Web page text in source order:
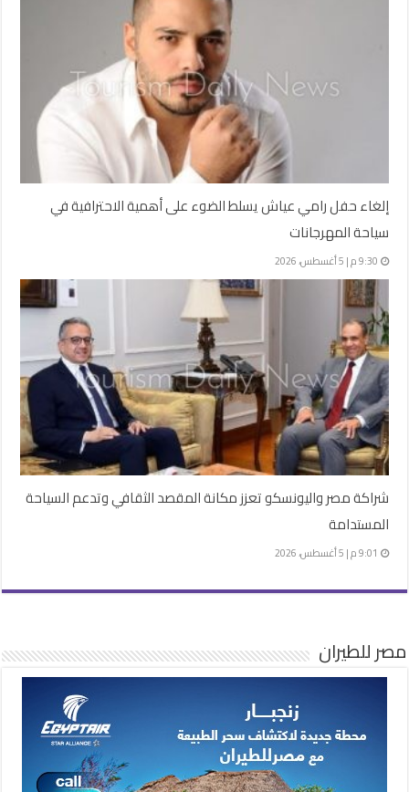
إلغاء حفل رامي عياش يسلط الضوء على أهمية الاحترافية في
سياحة المهرجانات
9:30 م | 5 أغسطس، 2026
شراكة مصر واليونسكو تعزز مكانة المقصد الثقافي وتدعم السياحة
المستدامة
9:01 م | 5 أغسطس، 2026
مصر للطيران